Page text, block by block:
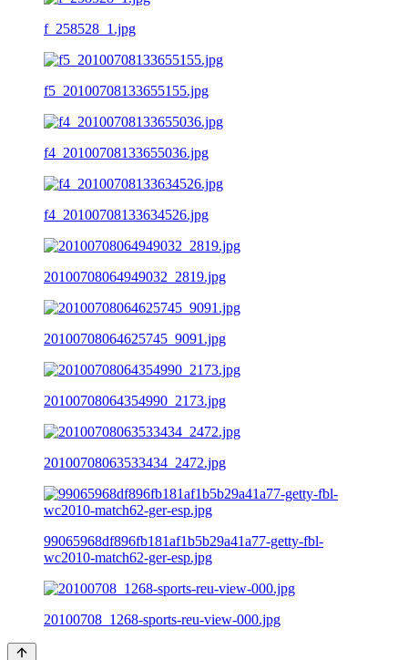
f_258528_1.jpg
f5_20100708133655155.jpg
f4_20100708133655036.jpg
f4_20100708133634526.jpg
20100708064949032_2819.jpg
20100708064625745_9091.jpg
20100708064354990_2173.jpg
20100708063533434_2472.jpg
99065968df896fb181af1b5b29a41a77-getty-fbl-
wc2010-match62-ger-esp.jpg
20100708_1268-sports-reu-view-000.jpg